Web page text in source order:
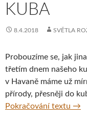
KUBA
8.4.2018 SVĚTLA
Probouzíme se, jak
třetím dnem našeho
v Havaně máme už
přírody, přesněji do
Pokračování textu →